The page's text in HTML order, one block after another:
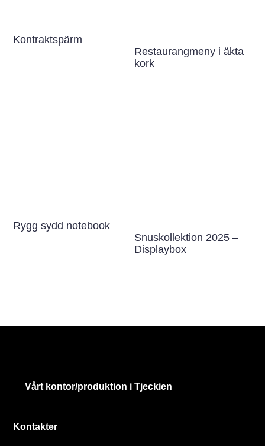
Kontraktspärm
Restaurangmeny i äkta
kork
Rygg sydd notebook
Snuskollektion 2025 –
Displaybox
Vårt kontor/produktion i Tjeckien
Kontakter